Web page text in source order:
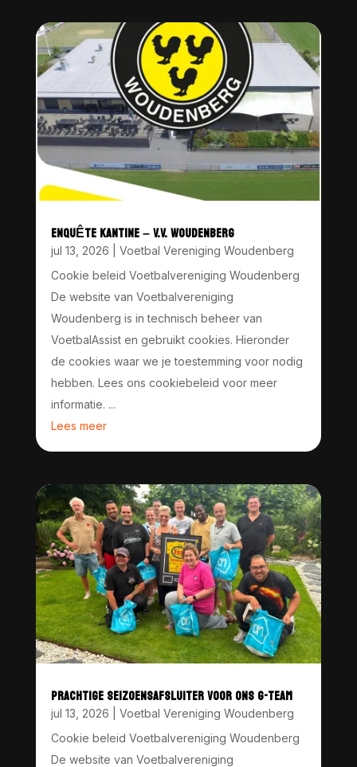
ENQUÊTE KANTINE – V.V. WOUDENBERG
jul 13, 2026
Voetbal Vereniging Woudenberg
Cookie beleid Voetbalvereniging Woudenberg
De website van Voetbalvereniging
Woudenberg is in technisch beheer van
VoetbalAssist en gebruikt cookies. Hieronder
de cookies waar we je toestemming voor nodig
hebben. Lees ons cookiebeleid voor meer
informatie. ...
Lees meer
PRACHTIGE SEIZOENSAFSLUITER VOOR ONS G-TEAM
jul 13, 2026
Voetbal Vereniging Woudenberg
Cookie beleid Voetbalvereniging Woudenberg
De website van Voetbalvereniging